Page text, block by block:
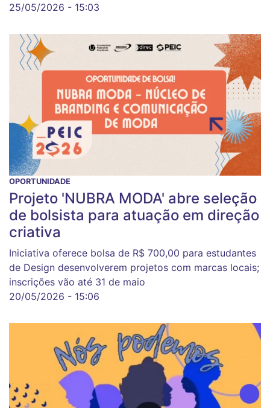
25/05/2026 - 15:03
OPORTUNIDADE
Projeto 'NUBRA MODA' abre seleção
de bolsista para atuação em direção
criativa
Iniciativa oferece bolsa de R$ 700,00 para estudantes
de Design desenvolverem projetos com marcas locais;
inscrições vão até 31 de maio
20/05/2026 - 15:06